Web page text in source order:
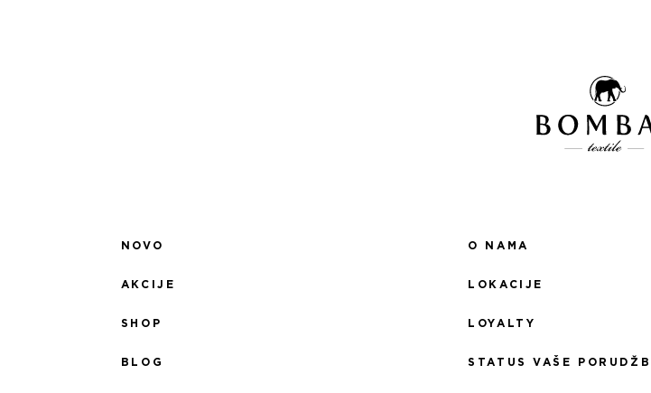
NOVO
AKCIJE
SHOP
BLOG
O NAMA
LOKACIJE
LOYALTY
STATUS VAŠE